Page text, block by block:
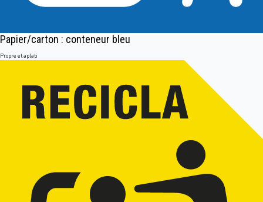
Papier/carton : conteneur bleu
Propre et aplati